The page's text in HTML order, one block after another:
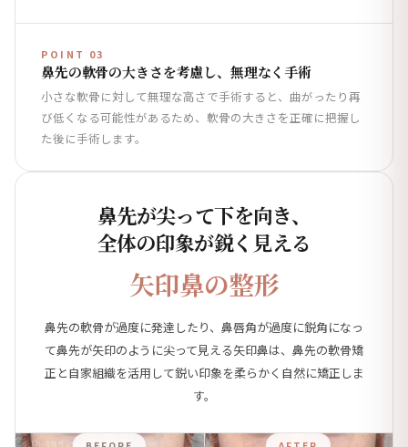
POINT 03
鼻先の軟骨の大きさを考慮し、無理なく手術
小さな軟骨に対して無理な高さで手術すると、曲がったり再
び低くなる可能性があるため、軟骨の大きさを正確に把握し
た後に手術します。
鼻先が尖って下を向き、
全体の印象が鋭く見える
矢印鼻の整形
鼻先の軟骨が過度に発達したり、鼻唇角が過度に鋭角になっ
て鼻先が矢印のように尖って見える矢印鼻は、鼻先の軟骨矯
正と自家組織を活用して鋭い印象を柔らかく自然に矯正しま
す。